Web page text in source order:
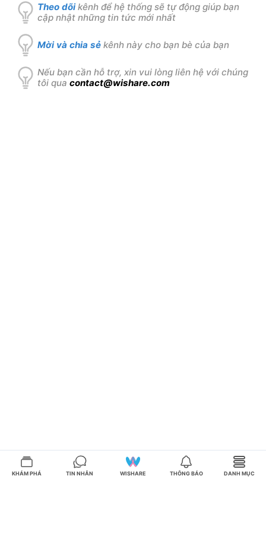
Theo dõi kênh để hệ thống sẽ tự động giúp bạn
cập nhật những tin tức mới nhất
Mời và chia sẻ kênh này cho bạn bè của bạn
Nếu bạn cần hỗ trợ, xin vui lòng liên hệ với chúng
tôi qua contact@wishare.com
KHÁM PHÁ TIN NHẮN WISHARE THÔNG BÁO DANH MỤC